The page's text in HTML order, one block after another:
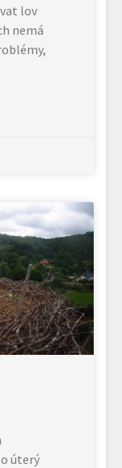
lov
nemá
úterý